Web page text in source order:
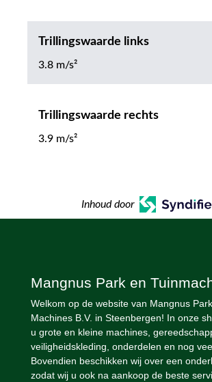
Trillingswaarde links
3.8 m/s²
Trillingswaarde rechts
3.9 m/s²
Inhoud door
Mangnus Park en
Welkom op de website van Mangnus
Machines B.V. in Steenbergen! In onze
u grote en kleine machines,
veiligheidskleding, onderdelen en nog
Bovendien beschikken wij over een
zodat wij u ook na aankoop de beste